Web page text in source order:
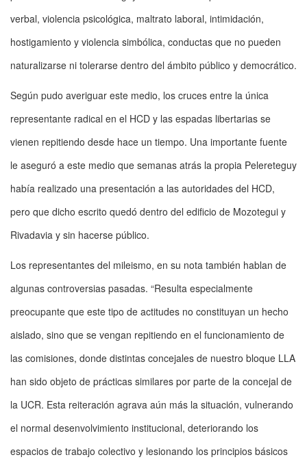
verbal, violencia psicológica, maltrato laboral, intimidación,
hostigamiento y violencia simbólica, conductas que no pueden
naturalizarse ni tolerarse dentro del ámbito público y democrático.
Según pudo averiguar este medio, los cruces entre la única
representante radical en el HCD y las espadas libertarias se
vienen repitiendo desde hace un tiempo. Una importante fuente
le aseguró a este medio que semanas atrás la propia Pelereteguy
había realizado una presentación a las autoridades del HCD,
pero que dicho escrito quedó dentro del edificio de Mozotegui y
Rivadavia y sin hacerse público.
Los representantes del mileismo, en su nota también hablan de
algunas controversias pasadas. “Resulta especialmente
preocupante que este tipo de actitudes no constituyan un hecho
aislado, sino que se vengan repitiendo en el funcionamiento de
las comisiones, donde distintas concejales de nuestro bloque LLA
han sido objeto de prácticas similares por parte de la concejal de
la UCR. Esta reiteración agrava aún más la situación, vulnerando
el normal desenvolvimiento institucional, deteriorando los
espacios de trabajo colectivo y lesionando los principios básicos